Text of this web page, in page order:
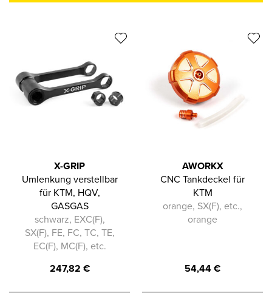
X-GRIP
Umlenkung verstellbar
für KTM, HQV,
GASGAS
schwarz, EXC(F),
SX(F), FE, FC, TC, TE,
EC(F), MC(F), etc.
247,82 €
AWORKX
CNC Tankdeckel für
KTM
orange, SX(F), etc.,
orange
54,44€